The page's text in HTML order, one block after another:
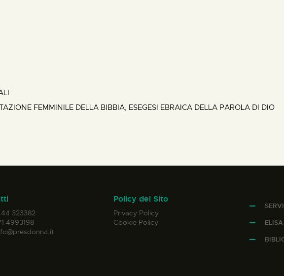
FEMMINILE DELLA BIBBIA, ESEGESI EBRAICA DELLA PAROLA DI DIO
323382
4993198
Policy del Sito
Privacy Policy
Cookie Policy